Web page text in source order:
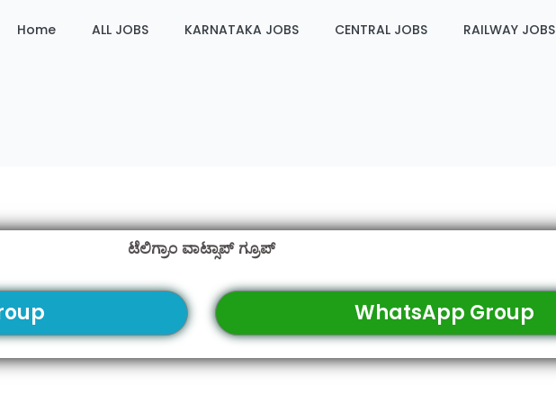
Home ALL JOBS KARNATAKA JOBS CENTRAL JOBS RAILWAY JOBS
ಟೆಲಿಗ್ರಾಂ ವಾಟ್ಸಾಪ್ ಗ್ರೂಪ್
WhatsApp Group